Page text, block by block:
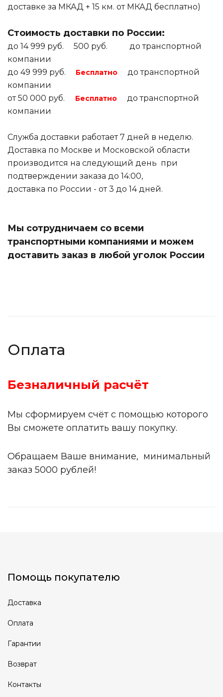
доставке за МКАД + 15 км. от МКАД бесплатно)
Стоимость доставки по России:
до 14 999 руб. 500 руб. до транспортной
компании
до 49 999 руб.
Бесплатно
до транспортной
компании
от 50 000 руб.
Бесплатно
до транспортной
компании
Служба доставки работает 7 дней в неделю.
Доставка по Москве и Московской области
производится на следующий день при
подтверждении заказа до 14:00,
доставка по России - от 3 до 14 дней.
Мы сотрудничаем со всеми
транспортными компаниями и можем
доставить заказ в любой уголок России
Оплата
Безналичный расчёт
Мы сформируем счёт с помощью которого
Вы сможете оплатить вашу покупку.
Обращаем Ваше внимание, минимальный
заказ 5000 рублей!
Помощь покупателю
Доставка
Оплата
Гарантии
Возврат
Контакты